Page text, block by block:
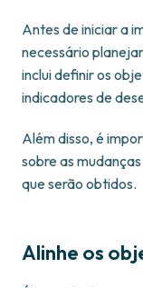
Antes de iniciar a
necessário
inclui definir os
indicadores de
Além disso, é
sobre as
que serão obtidos.
Alinhe os